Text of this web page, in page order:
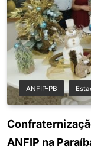
ANFIP-PB
ANFIP na